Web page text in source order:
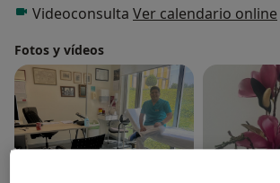
Máster en Salud Pública por la Escuela
Proyectos de Salud Internacional y
de enfermedades desatendidas.
Estancia Formativa en la Unidad de
Videoconsulta Ver calendario online
Fotos y vídeos